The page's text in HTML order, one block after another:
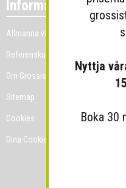
Information
Allmänna villkor
Referenskunder
Om Grossist.se
Sitemap
Cookies
Dina Cookie-prefenser
Nyttja
Boka 30